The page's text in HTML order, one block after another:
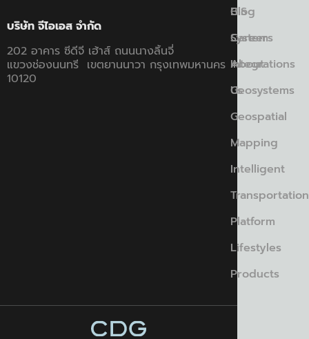
บริษัท จีไอเอส จำกัด
202 อาคาร ซีดีจี เฮ้าส์ ถนนนางลิ้นจี่
แขวงช่องนนทรี เขตยานนาวา กรุงเทพมหานคร
10120
Blog
Careers
About
Us
GIS
System
Integrations
Geosystems
Geospatial
Mapping
Intelligent
Transportation
Platform
Lifestyles
Products